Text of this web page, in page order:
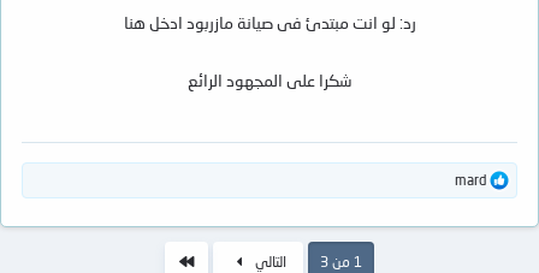
رد: لو انت مبتدئ فى صيانة مازربود ادخل هنا
شكرا على المجهود الرائع
ا
ل
mard
1 من 3 التالي